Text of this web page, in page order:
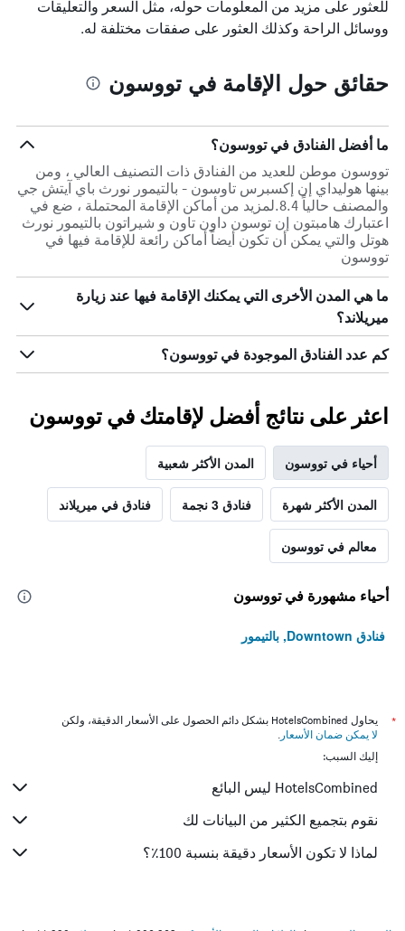
للعثور على مزيد من المعلومات حوله، مثل السعر والتعليقات
ووسائل الراحة وكذلك العثور على صفقات مختلفة له.
حقائق حول الإقامة في تووسون
ما أفضل الفنادق في تووسون؟
تووسون موطن للعديد من الفنادق ذات التصنيف العالي ، ومن
بينها هوليداي إن إكسبرس تاوسون - بالتيمور نورث باي آيتش جي
والمصنف حالياً 8.4.لمزيد من أماكن الإقامة المحتملة ، ضع في
اعتبارك هامبتون إن توسون داون تاون و شيراتون بالتيمور نورث
هوتل والتي يمكن أن تكون أيضاً أماكن رائعة للإقامة فيها في
تووسون
ما هي المدن الأخرى التي يمكنك الإقامة فيها عند زيارة
ميريلاند؟
كم عدد الفنادق الموجودة في تووسون؟
اعثر على نتائج أفضل لإقامتك في تووسون
أحياء في تووسون المدن الأكثر شعبية
المدن الأكثر شهرة فنادق 3 نجمة فنادق في ميريلاند
معالم في تووسون
أحياء مشهورة في تووسون
فنادق Downtown, بالتيمور
*
يحاول HotelsCombined بشكل دائم الحصول على الأسعار الدقيقة، ولكن
لا يمكن ضمان الأسعار .
إليك السبب:
HotelsCombined ليس البائع
نقوم بتجميع الكثير من البيانات لك
لماذا لا تكون الأسعار دقيقة بنسبة 100٪؟